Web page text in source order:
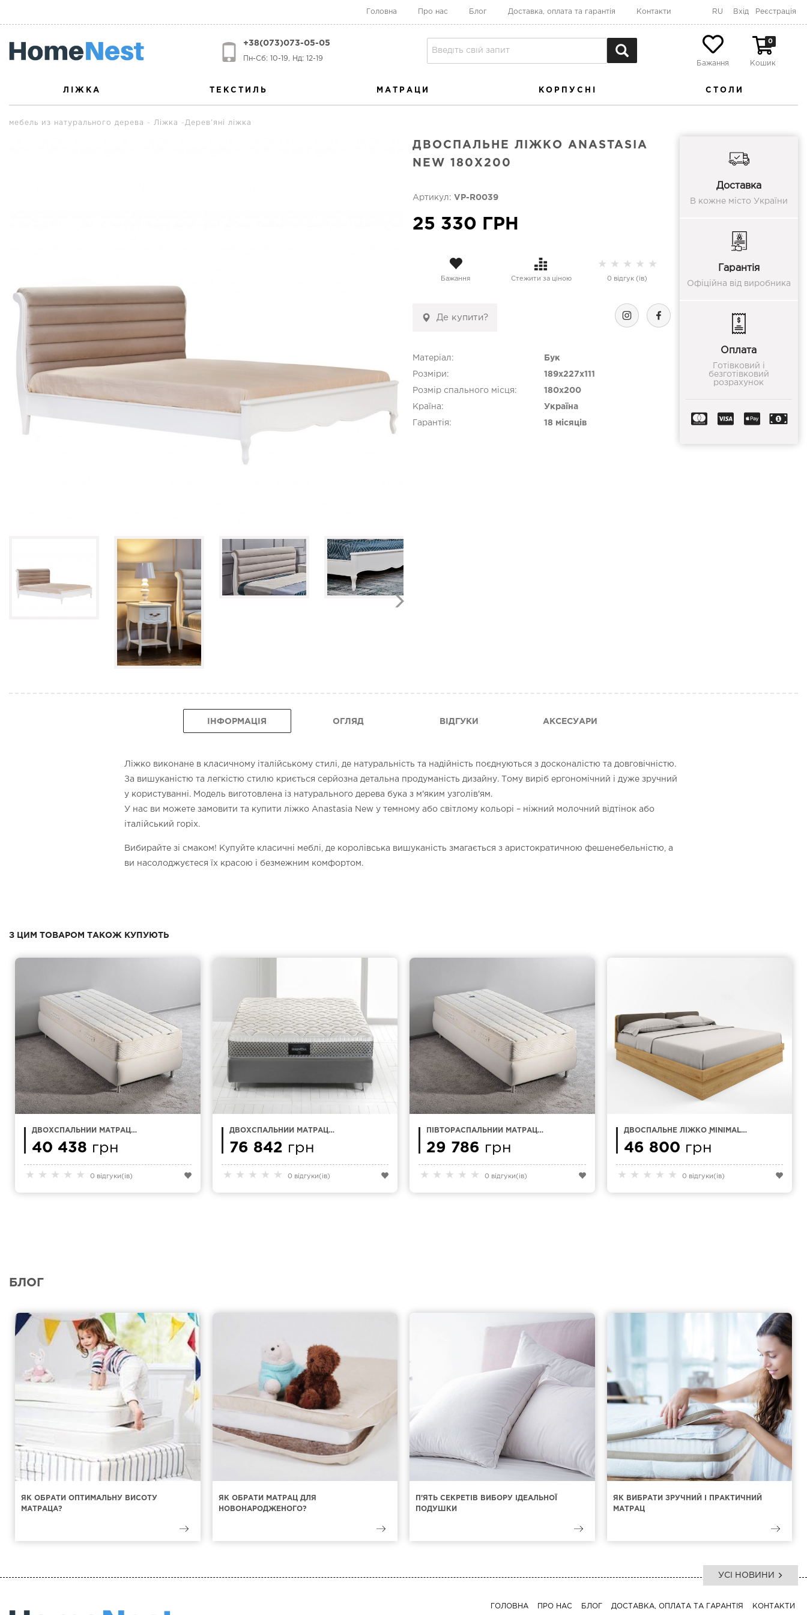
Головна Про нас Блог Доставка, оплата та гарантія Контакти RU Вхід Реєстрація
+38(073)073-05-05
Пн-Сб: 10-19, Нд: 12-19
Бажання
0
Кошик
ЛІЖКА ТЕКСТИЛЬ МАТРАЦИ КОРПУСНІ СТОЛИ
мебель из натурального дерева Ліжка Дерев'яні ліжка
ДВОСПАЛЬНЕ ЛІЖКО ANASTASIA
NEW 180X200
Артикул: VP-R0039
25 330 ГРН
Бажання Стежити за ціною
★ ★ ★ ★ ★
0 відгук (ів)
Де купити?
Матеріал: Бук
Розміри: 189x227x111
Розмір спального місця: 180х200
Країна: Україна
Гарантія: 18 місяців
Доставка
В кожне місто України
Гарантія
Офіційна від виробника
Оплата
Готівковий і
безготівковий
розрахунок
ІНФОРМАЦІЯ ОГЛЯД ВІДГУКИ АКСЕСУАРИ
Ліжко виконане в класичному італійському стилі, де натуральність та надійність поєднуються з досконалістю та довговічністю.
За вишуканістю та легкістю стилю криється серйозна детальна продуманість дизайну. Тому виріб ергономічний і дуже зручний
у користуванні. Модель виготовлена із натурального дерева бука з м'яким узголів'ям.
У нас ви можете замовити та купити ліжко Anastasia New у темному або світлому кольорі – ніжний молочний відтінок або
італійський горіх.
Вибирайте зі смаком! Купуйте класичні меблі, де королівська вишуканість змагається з аристократичною фешенебельністю, а
ви насолоджуєтеся їх красою і безмежним комфортом.
З ЦИМ ТОВАРОМ ТАКОЖ КУПУЮТЬ
★ ★ ★ ★ ★ 0 відгуки(ів)
ДВОХСПАЛЬНИЙ МАТРАЦ
COMFORT
40 438 грн
★ ★ ★ ★ ★ 0 відгуки(ів)
ДВОХСПАЛЬНИЙ МАТРАЦ
DUAL 10
76 842 грн
★ ★ ★ ★ ★ 0 відгуки(ів)
ПІВТОРАСПАЛЬНИЙ МАТРАЦ
COMFORT
29 786 грн
★ ★ ★ ★ ★ 0 відгуки(ів)
ДВОСПАЛЬНЕ ЛІЖКО MINIMAL
МЕХАНІЗМОМ
46 800 грн
БЛОГ
ЯК ОБРАТИ ОПТИМАЛЬНУ ВИСОТУ
МАТРАЦА?
ЯК ОБРАТИ МАТРАЦ ДЛЯ
НОВОНАРОДЖЕНОГО?
П'ЯТЬ СЕКРЕТІВ ВИБОРУ ІДЕАЛЬНОЇ
ПОДУШКИ
ЯК ВИБРАТИ ЗРУЧНИЙ І ПРАКТИЧНИЙ
МАТРАЦ
УСІ НОВИНИ
ГОЛОВНА ПРО НАС БЛОГ ДОСТАВКА, ОПЛАТА ТА ГАРАНТІЯ КОНТАКТИ